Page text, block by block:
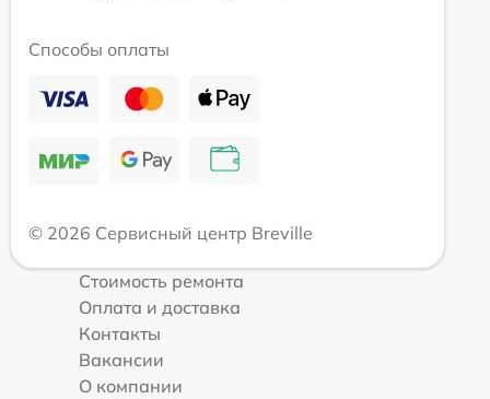
Способы оплаты
© 2026 Сервисный центр Breville
Стоимость ремонта
Оплата и доставка
Контакты
Вакансии
О компании